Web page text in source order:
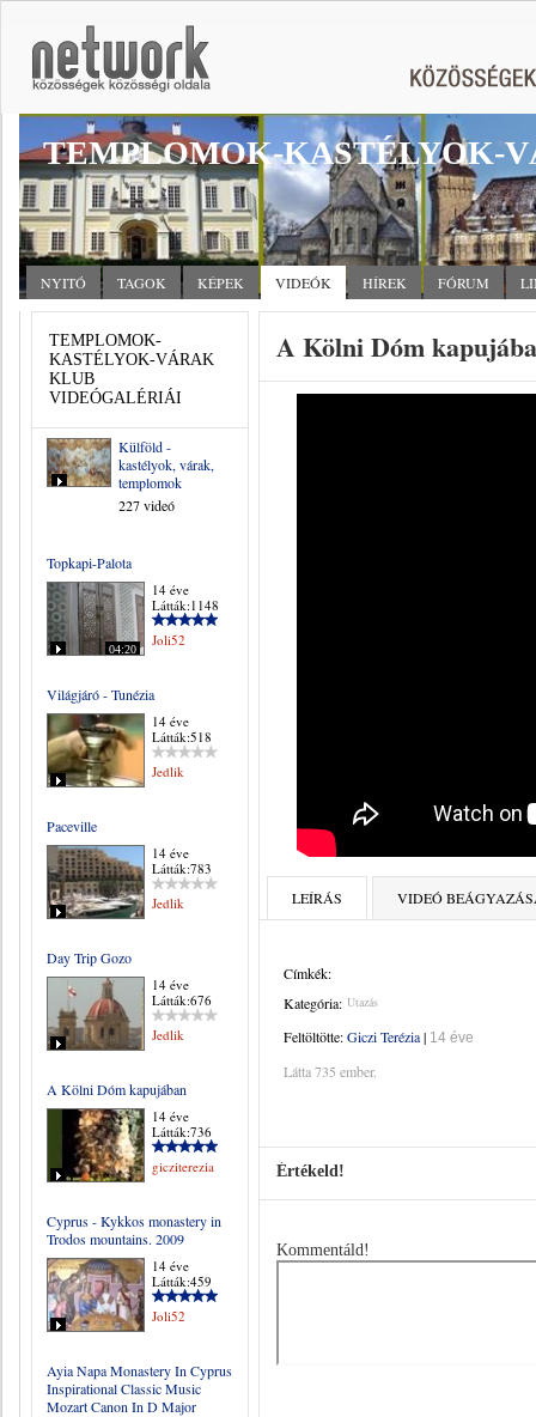
TEMPLOMOK-KASTÉLYOK-
NYITÓ TAGOK KÉPEK VIDEÓK HÍREK FÓRUM
TEMPLOMOK-
KASTÉLYOK-VÁRAK
KLUB
VIDEÓGALÉRIÁI
Külföld -
kastélyok, várak,
templomok
227 videó
Topkapi-Palota
04:20
14 éve
Látták:1148
Joli52
Világjáró - Tunézia
14 éve
Látták:518
Jedlik
Paceville
14 éve
Látták:783
Jedlik
Day Trip Gozo
14 éve
Látták:676
Jedlik
A Kölni Dóm kapujában
14 éve
Látták:736
gicziterezia
Cyprus - Kykkos monastery in
Trodos mountains. 2009
14 éve
Látták:459
Joli52
Ayia Napa Monastery In Cyprus
Inspirational Classic Music
Mozart Canon In D Major
A Kölni Dóm
LEÍRÁS VIDEÓ
Címkék:
Kategória: Utazás
Feltöltötte:Giczi Terézia| 14 éve
Látta 735 ember.
Értékeld!
Kommentáld!